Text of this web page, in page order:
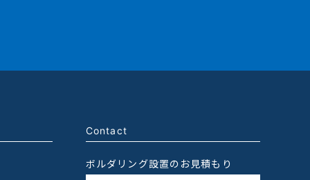
Contact
ボルダリング設置のお見積もり